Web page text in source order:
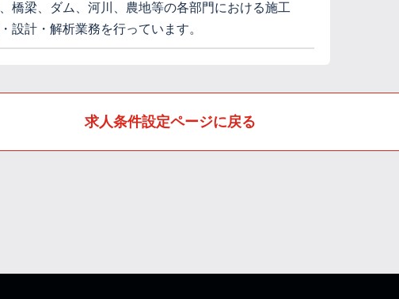
橋梁、ダム、河川、農地等の各部門における施工
設計・解析業務を行っています。
求人条件設定ページに戻る